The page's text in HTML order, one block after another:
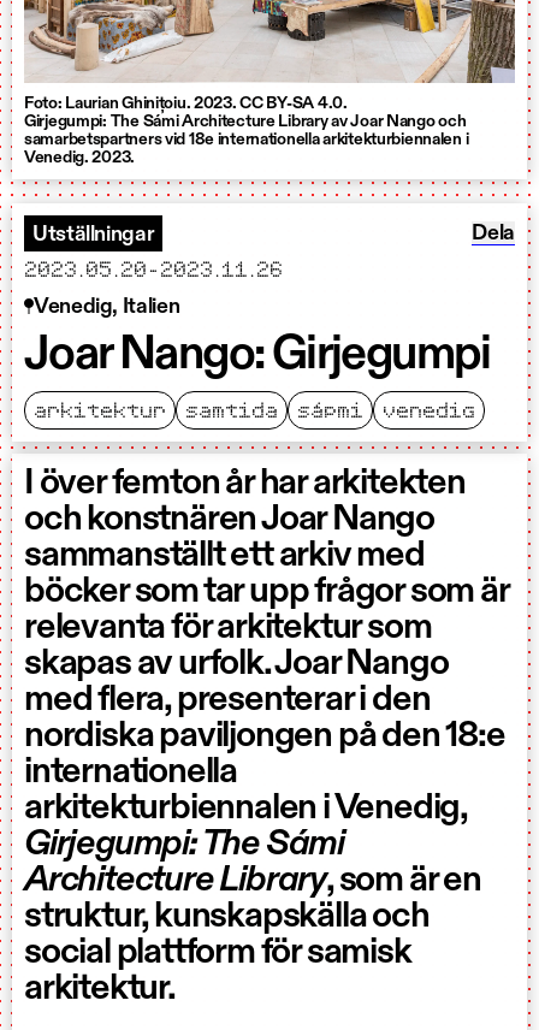
Foto: Laurian Ghinițoiu. 2023. CC BY-SA 4.0.
Girjegumpi: The Sámi Architecture Library av Joar Nango och
samarbetspartners vid 18e internationella arkitekturbiennalen i
Venedig. 2023.
Utställningar
startar
2023.05.20- slutar
2023.11.26
Dela
Dela
Venedig, Italien
Joar Nango: Girjegumpi
arkitektur samtida sápmi venedig
I över femton år har arkitekten
och konstnären Joar Nango
sammanställt ett arkiv med
böcker som tar upp frågor som är
relevanta för arkitektur som
skapas av urfolk. Joar Nango
med flera, presenterar i den
nordiska paviljongen på den 18:e
internationella
arkitekturbiennalen i Venedig,
Girjegumpi: The Sámi
Architecture Library, som är en
struktur, kunskapskälla och
social plattform för samisk
arkitektur.